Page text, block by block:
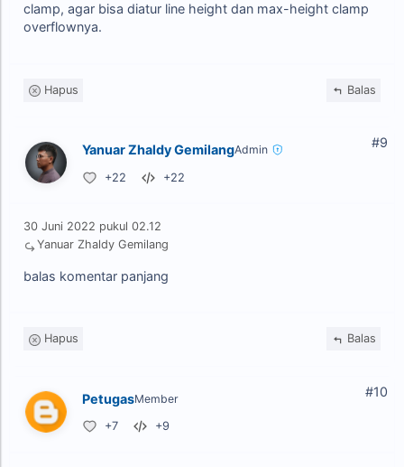
clamp, agar bisa diatur line height dan max-height clamp
overflownya.
Hapus Balas
Yanuar Zhaldy GemilangAdmin
+22 +22
30 Juni 2022 pukul 02.12
Yanuar Zhaldy Gemilang
balas komentar panjang
Hapus Balas
#9
PetugasMember
+7 +9
#10